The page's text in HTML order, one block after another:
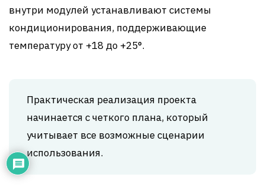
внутри модулей устанавливают системы
кондиционирования, поддерживающие
температуру от +18 до +25°.
Практическая реализация проекта
начинается с четкого плана, который
учитывает все возможные сценарии
использования.